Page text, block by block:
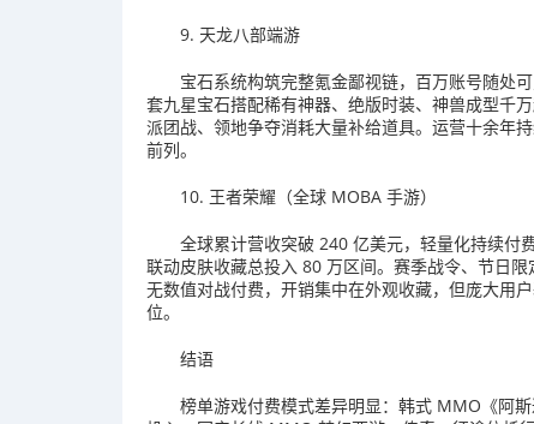
9. 天龙八部端游
宝石系统构筑完整氪金鄙视链，百万账号随处
套九星宝石搭配稀有神器、绝版时装、神兽成型千
派团战、领地争夺消耗大量补给道具。运营十余年
前列。
10. 王者荣耀（全球 MOBA 手游）
全球累计营收突破 240 亿美元，轻量化持续付
联动皮肤收藏总投入 80 万区间。赛季战令、节日
无数值对战付费，开销集中在外观收藏，但庞大用
位。
结语
榜单游戏付费模式差异明显：韩式 MMO《阿